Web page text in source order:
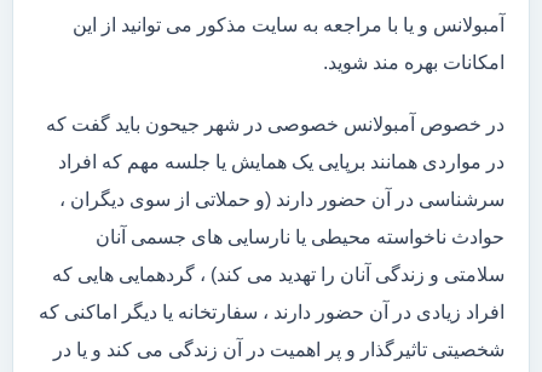
آمبولانس و یا با مراجعه به سایت مذکور می توانید از این
امکانات بهره مند شوید.
در خصوص آمبولانس خصوصی در شهر جیحون باید گفت که
در مواردی همانند برپایی یک همایش یا جلسه مهم که افراد
سرشناسی در آن حضور دارند (و حملاتی از سوی دیگران ،
حوادث ناخواسته محیطی یا نارسایی های جسمی آنان
سلامتی و زندگی آنان را تهدید می کند) ، گردهمایی هایی که
افراد زیادی در آن حضور دارند ، سفارتخانه یا دیگر اماکنی که
شخصیتی تاثیرگذار و پر اهمیت در آن زندگی می کند و یا در